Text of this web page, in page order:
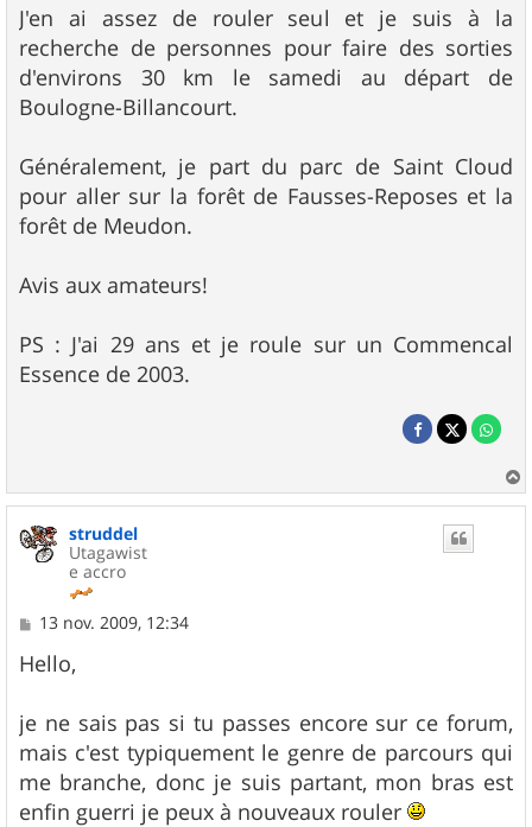
g
e
J'en ai assez de rouler seul et je suis à la
recherche de personnes pour faire des sorties
d'environs 30 km le samedi au départ de
Boulogne-Billancourt.
Généralement, je part du parc de Saint Cloud
pour aller sur la forêt de Fausses-Reposes et la
forêt de Meudon.
Avis aux amateurs!
PS : J'ai 29 ans et je roule sur un Commencal
Essence de 2003.
a
struddel
Utagawist
e accro
M
s
s
g
e
13 nov. 2009, 12:34
Hello,
je ne sais pas si tu passes encore sur ce forum,
mais c'est typiquement le genre de parcours qui
me branche, donc je suis partant, mon bras est
enfin guerri je peux à nouveaux rouler